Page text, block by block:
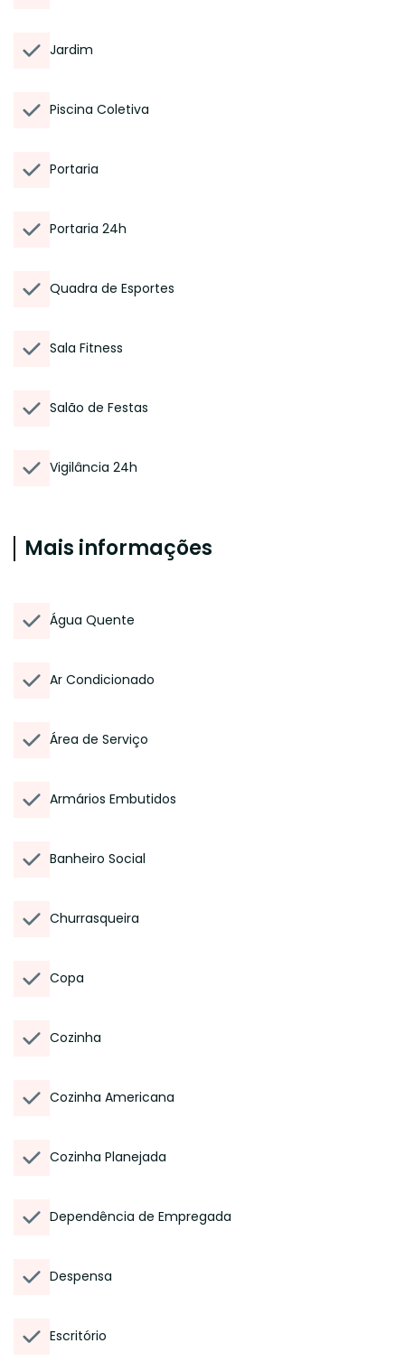
Jardim
Piscina Coletiva
Portaria
Portaria 24h
Quadra de Esportes
Sala Fitness
Salão de Festas
Vigilância 24h
Mais informações
Água Quente
Ar Condicionado
Área de Serviço
Armários Embutidos
Banheiro Social
Churrasqueira
Copa
Cozinha
Cozinha Americana
Cozinha Planejada
Dependência de Empregada
Despensa
Escritório